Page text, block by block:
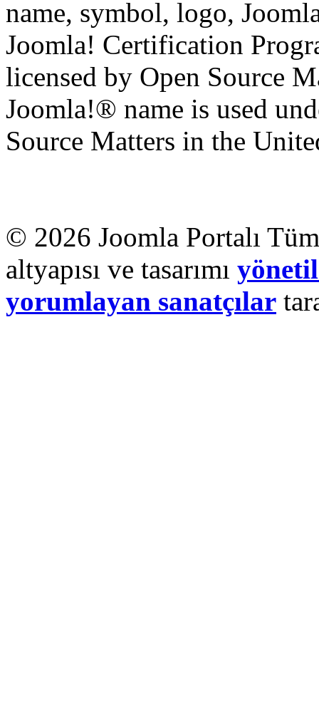
name, symbol, logo,
Joomla! Certification
licensed by Open Source
Joomla!® name is used
Source Matters in the
© 2026 Joomla Portalı Tüm
altyapısı ve tasarımı
yorumlayan sanatçılar